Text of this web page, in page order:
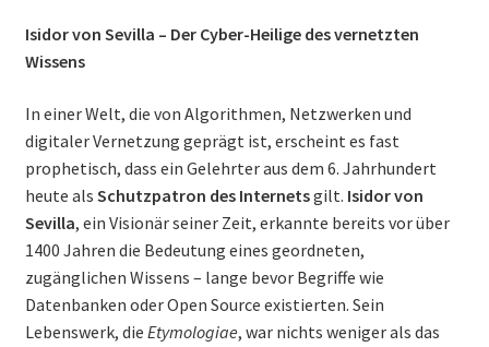
Isidor von Sevilla – Der Cyber-Heilige des vernetzten
Wissens
In einer Welt, die von Algorithmen, Netzwerken und
digitaler Vernetzung geprägt ist, erscheint es fast
prophetisch, dass ein Gelehrter aus dem 6. Jahrhundert
heute als Schutzpatron des Internetsgilt. Isidor von
Sevilla, ein Visionär seiner Zeit, erkannte bereits vor über
1400 Jahren die Bedeutung eines geordneten,
zugänglichen Wissens – lange bevor Begriffe wie
Datenbanken oder Open Source existierten. Sein
Lebenswerk, die Etymologiae, war nichts weniger als das